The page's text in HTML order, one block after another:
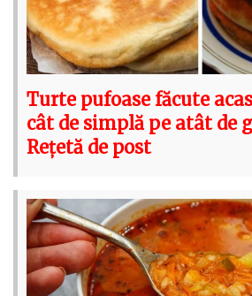
Turte pufoase făcute
cât de simplă pe atât de
Rețetă de post